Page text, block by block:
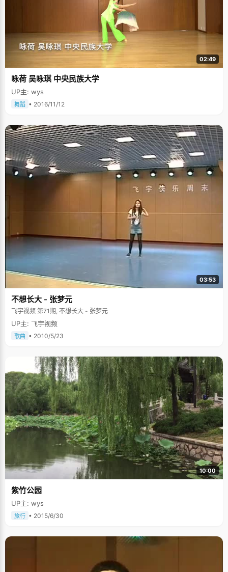
02:49
咏荷 吴咏琪 中央民族大学
UP主: wys
舞蹈 • 2016/11/12
03:53
不想长大 - 张梦元
飞宇视频 第71期, 不想长大 - 张梦元
UP主: 飞宇视频
歌曲 • 2010/5/23
10:00
紫竹公园
UP主: wys
旅行 • 2015/6/30